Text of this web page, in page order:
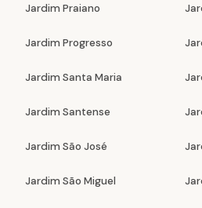
Jardim Praiano
Jardim Progresso
Jardim Santa Maria
Jardim Santense
Jardim São José
Jardim São Miguel